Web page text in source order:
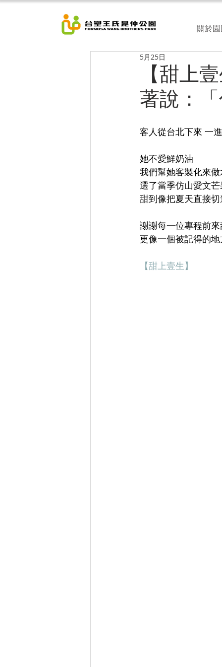
關於
【甜上
著說：
5月25日
客人從台北下來 一
她不愛鮮奶油
我們幫她客製化來
選了當季仿山愛文
甜到像把夏天直接
謝謝每一位專程前
更像一個被記得的地
【甜上壹生】